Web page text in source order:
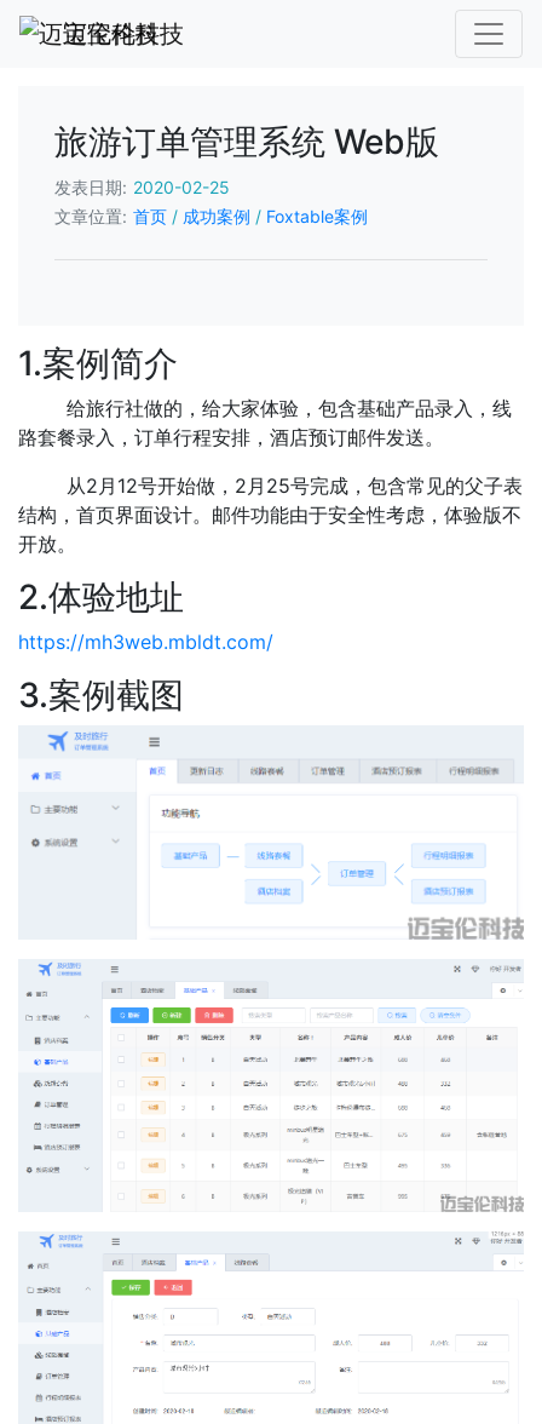
迈宝伦科技
旅游订单管理系统 Web版
发表日期: 2020-02-25
文章位置: 首页 / 成功案例 / Foxtable案例
1.案例简介
给旅行社做的，给大家体验，包含基础产品录入，线
路套餐录入，订单行程安排，酒店预订邮件发送。
从2月12号开始做，2月25号完成，包含常见的父子表
结构，首页界面设计。邮件功能由于安全性考虑，体验版不
开放。
2.体验地址
https://mh3web.mbldt.com/
3.案例截图